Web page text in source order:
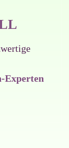
Experten